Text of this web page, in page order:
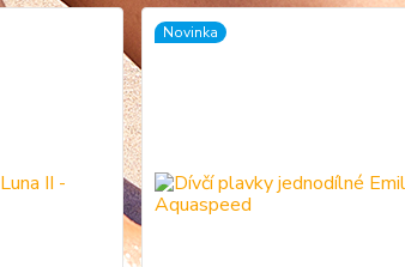
Novinka